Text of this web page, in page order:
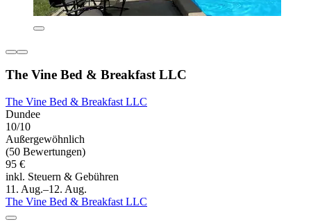
The Vine Bed & Breakfast LLC
The Vine Bed & Breakfast LLC
Dundee
10/10
Außergewöhnlich
(50 Bewertungen)
95 €
inkl. Steuern & Gebühren
11. Aug.–12. Aug.
The Vine Bed & Breakfast LLC